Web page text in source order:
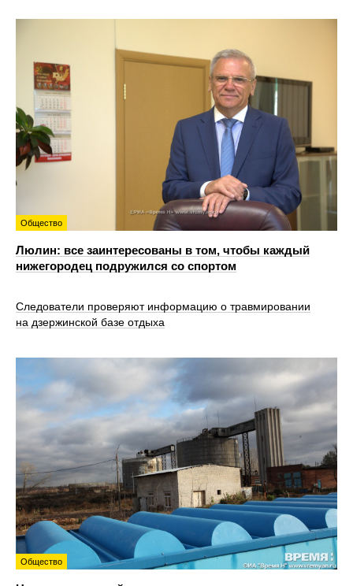
Общество
Люлин: все заинтересованы в том, чтобы каждый
нижегородец подружился со спортом
Следователи проверяют информацию о травмировании
на дзержинской базе отдыха
Общество